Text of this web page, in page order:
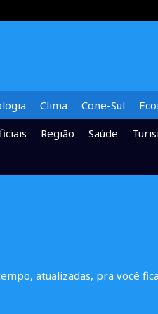
Clima Cone-Sul
Região Saúde
atualizadas, pra você